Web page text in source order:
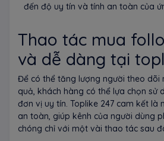
đến độ uy tín và tính an toàn của
Thao tác mua
và dễ dàng tại
Để có thể tăng lượng người theo dõi
quả, khách hàng có thể lựa chọn sử
đơn vị uy tín. Toplike 247 cam kết là
an toàn, giúp kênh của người dùng
chóng chỉ với một vài thao tác sau